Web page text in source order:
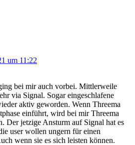
um 11:22
bei mir auch vorbei. Mittlerweile
via Signal. Sogar eingeschlafene
aktiv geworden. Wenn Threema
einführt, wird bei mir Threema
Der jetzige Ansturm auf Signal hat es
user wollen ungern für einen
wenn sie es sich leisten können.